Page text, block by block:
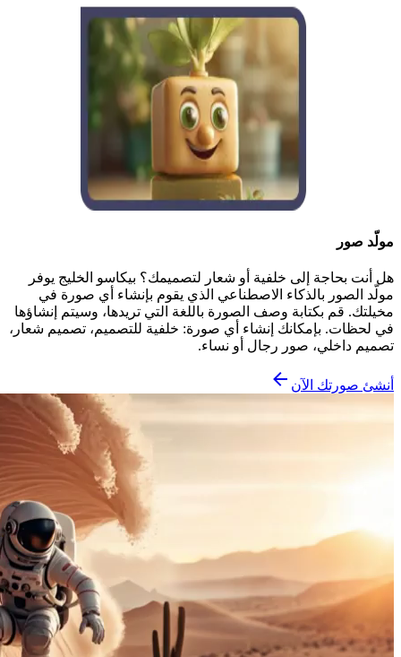
مولّد صور
هل أنت بحاجة إلى خلفية أو شعار لتصميمك؟ بيكاسو الخليج يوفر
مولّد الصور بالذكاء الاصطناعي الذي يقوم بإنشاء أي صورة في
مخيلتك. قم بكتابة وصف الصورة باللغة التي تريدها، وسيتم إنشاؤها
في لحظات. بإمكانك إنشاء أي صورة: خلفية للتصميم، تصميم شعار،
تصميم داخلي، صور رجال أو نساء.
أنشئ صورتك الآن